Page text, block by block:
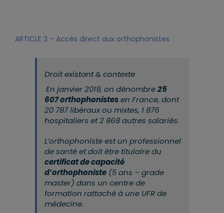
ARTICLE 3 – Accès direct aux orthophonistes
Droit existant & contexte
En janvier 2019, on dénombre25
607 orthophonistesen France, dont
20 787 libéraux ou mixtes, 1 876
hospitaliers et 2 868 autres salariés.
L’orthophoniste est un professionnel
de santé et doit être titulaire du
certificat de capacité
d’orthophoniste (5 ans – grade
master) dans un centre de
formation rattaché à une UFR de
médecine.